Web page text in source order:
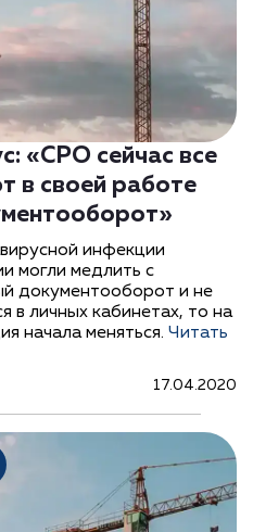
«СРО сейчас все
в своей работе
инфекции
могли медлить с
документооборот и не
в личных кабинетах, то на
начала меняться. Читать
17.04.2020